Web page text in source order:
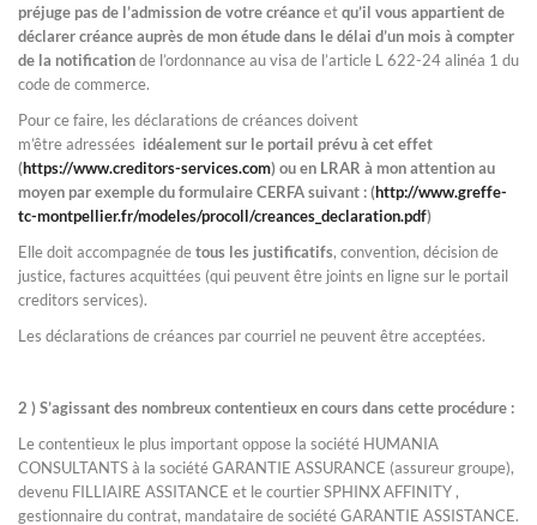
préjuge pas de l’admission de votre créanceetqu’il vous appartient de
déclarer créance auprès de mon étude dans le délai d’un mois à compter
de la notificationde l’ordonnance au visa de l’article L 622-24 alinéa 1 du
code de commerce.
Pour ce faire, les déclarations de créances doivent
m’être adressées idéalement sur le portail prévu à cet effet
(https://www.creditors-services.com) ou en LRAR à mon attention au
moyen par exemple du formulaire CERFA suivant : (http://www.greffe-
tc-montpellier.fr/modeles/procoll/creances_declaration.pdf)
Elle doit accompagnée detous les justificatifs, convention, décision de
justice, factures acquittées (qui peuvent être joints en ligne sur le portail
creditors services).
Les déclarations de créances par courriel ne peuvent être acceptées.
2 ) S’agissant des nombreux contentieux en cours dans cette procédure :
Le contentieux le plus important oppose la société HUMANIA
CONSULTANTS à la société GARANTIE ASSURANCE (assureur groupe),
devenu FILLIAIRE ASSITANCE et le courtier SPHINX AFFINITY ,
gestionnaire du contrat, mandataire de société GARANTIE ASSISTANCE.